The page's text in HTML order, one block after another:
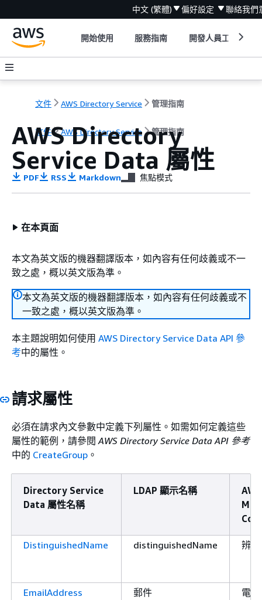
中文 (繁體) 偏好設定 聯絡我們
開始使用 服務指南 開發人員工具
文件 AWS Directory Service 管理指南
文件 AWS Directory Service 管理指南
AWS Directory
Service Data 屬性
PDF RSS Markdown 焦點模式
在本頁面
本文為英文版的機器翻譯版本，如內容有任何歧義或不一
致之處，概以英文版為準。
本文為英文版的機器翻譯版本，如內容有任何歧義或不
一致之處，概以英文版為準。
本主題說明如何使用 AWS Directory Service Data API 參
考中的屬性。
請求屬性
必須在請求內文參數中定義下列屬性。如需如何定義這些
屬性的範例，請參閱 AWS Directory Service Data API 參考
中的 CreateGroup 。
Directory Service
Data 屬性名稱
LDAP 顯示名稱
AWS
DistinguishedName distinguishedName 辨
EmailAddress 郵件 電